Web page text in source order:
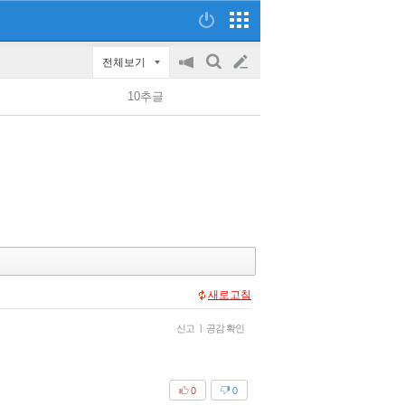
전체보기
공
on/off
검
글
쓰
10추글
새로고침
신고 | 공감 확인
0
0